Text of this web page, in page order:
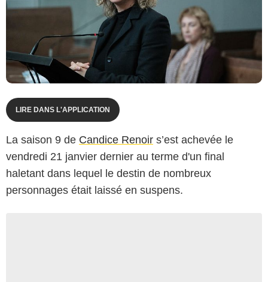
LIRE DANS L'APPLICATION
La saison 9 de Candice Renoir s’est achevée le
vendredi 21 janvier dernier au terme d'un final
haletant dans lequel le destin de nombreux
personnages était laissé en suspens.